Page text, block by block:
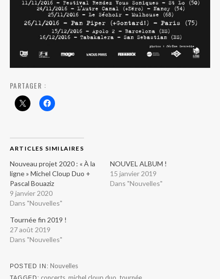
PARTAGER :
ARTICLES SIMILAIRES
Nouveau projet 2020 : « À la
ligne » Michel Cloup Duo +
Pascal Bouaziz
9 janvier 2020
Dans "Nouvelles"
NOUVEL ALBUM !
15 janvier 2019
Dans "Nouvelles"
Tournée fin 2019 !
27 août 2019
Dans "Nouvelles"
POSTED IN Nouvelles